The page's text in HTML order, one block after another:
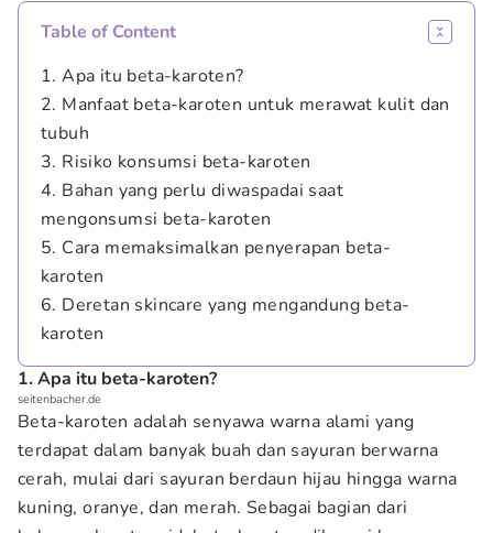
Table of Content
1. Apa itu beta-karoten?
2. Manfaat beta-karoten untuk merawat kulit dan
tubuh
3. Risiko konsumsi beta-karoten
4. Bahan yang perlu diwaspadai saat
mengonsumsi beta-karoten
5. Cara memaksimalkan penyerapan beta-
karoten
6. Deretan skincare yang mengandung beta-
karoten
1. Apa itu beta-karoten?
seitenbacher.de
Beta-karoten adalah senyawa warna alami yang
terdapat dalam banyak buah dan sayuran berwarna
cerah, mulai dari sayuran berdaun hijau hingga warna
kuning, oranye, dan merah. Sebagai bagian dari